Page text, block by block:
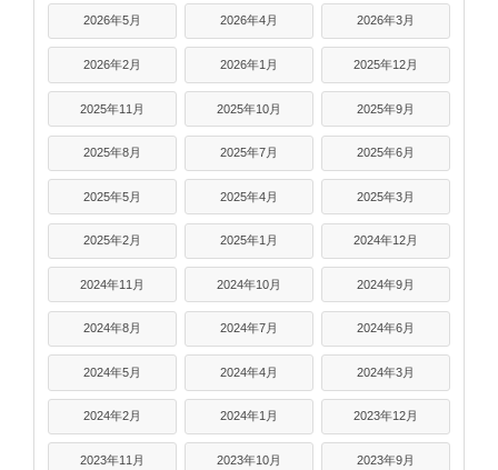
2026年5月 2026年4月 2026年3月
2026年2月 2026年1月 2025年12月
2025年11月 2025年10月 2025年9月
2025年8月 2025年7月 2025年6月
2025年5月 2025年4月 2025年3月
2025年2月 2025年1月 2024年12月
2024年11月 2024年10月 2024年9月
2024年8月 2024年7月 2024年6月
2024年5月 2024年4月 2024年3月
2024年2月 2024年1月 2023年12月
2023年11月 2023年10月 2023年9月